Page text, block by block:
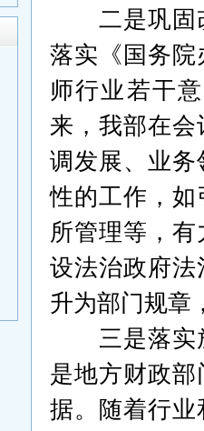
二是巩固
落实《国务
师行业若干
来，我部在
调发展、业
性的工作，
所管理等，
设法治政府
升为部门规章
三是落实
是地方财政
据。随着行